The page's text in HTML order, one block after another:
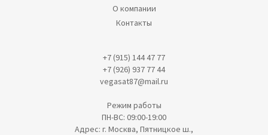
О компании
Контакты
+7 (915) 144 47 77
+7 (926) 937 77 44
vegasat87@mail.ru
Режим работы
ПН-ВС: 09:00-19:00
Адрес: г. Москва, Пятницкое ш.,